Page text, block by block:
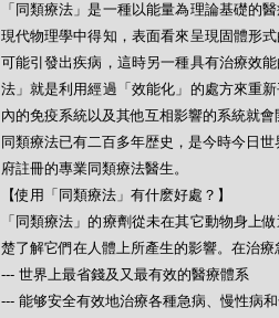
「同類療法」是一種以能量為理論基礎的
現代物理學中得知，表面看來呈現固體形
可能引發出疾病，這時另一種具有治療效
法」就是利用經過「效能化」的處方來重
內的免疫系統以及其他互相影響的系統就
同類療法已有二百多年歴史，是今時今日
府註冊的專業同類療法醫生。
【使用「同類療法」有什麽好處？】
「同類療法」的療劑從未在其它動物身上
楚了解它們在人體上所產生的影響。在治
--- 世界上最省錢及又最有效的醫療體系
--- 能够安全有效地治療各種急病、慢性病